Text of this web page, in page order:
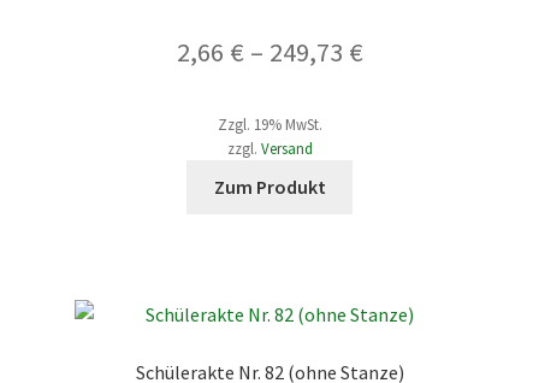
auf
2,66 € – 249,73 €Preisspanne:
Zzgl. 19% MwSt.
zzgl. Versand
Zum Produkt
auf.
Schülerakte Nr. 82 (ohne Stanze)